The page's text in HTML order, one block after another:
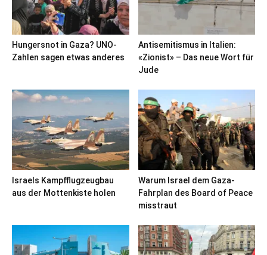
Hungersnot in Gaza? UNO-
Zahlen sagen etwas anderes
Antisemitismus in Italien:
«Zionist» – Das neue Wort für
Jude
Israels Kampfflugzeugbau
aus der Mottenkiste holen
Warum Israel dem Gaza-
Fahrplan des Board of Peace
misstraut